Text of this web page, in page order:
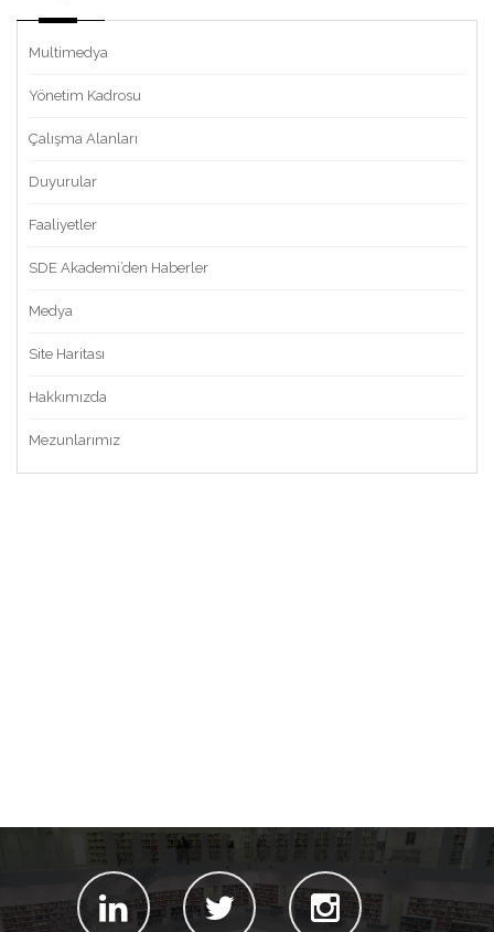
Multimedya
Yönetim Kadrosu
Çalışma Alanları
Duyurular
Faaliyetler
SDE Akademi’den Haberler
Medya
Site Haritası
Hakkımızda
Mezunlarımız